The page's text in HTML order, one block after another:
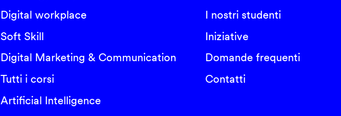
Digital workplace
Soft Skill
Digital Marketing & Communication
Tutti i corsi
Artificial Intelligence
I nostri studenti
Iniziative
Domande frequenti
Contatti